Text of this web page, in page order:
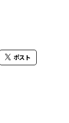
ポスト